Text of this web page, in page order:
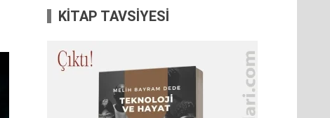
KİTAP TAVSİYESİ